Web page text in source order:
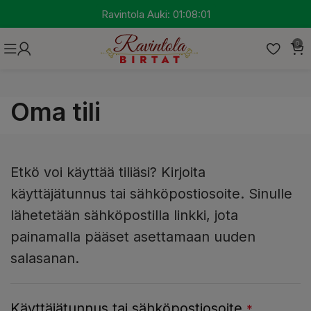
Ravintola Auki: 01:08:01
0
Oma tili
Etkö voi käyttää tiliäsi? Kirjoita
käyttäjätunnus tai sähköpostiosoite. Sinulle
lähetetään sähköpostilla linkki, jota
painamalla pääset asettamaan uuden
salasanan.